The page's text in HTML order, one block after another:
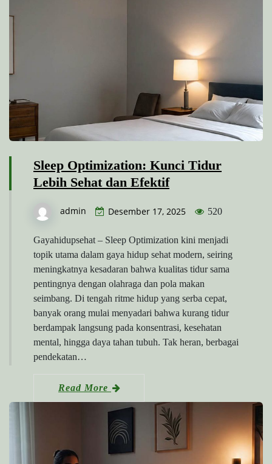
Sleep Optimization: Kunci Tidur
Lebih Sehat dan Efektif
admin Desember 17, 2025 520
Gayahidupsehat – Sleep Optimization kini menjadi
topik utama dalam gaya hidup sehat modern, seiring
meningkatnya kesadaran bahwa kualitas tidur sama
pentingnya dengan olahraga dan pola makan
seimbang. Di tengah ritme hidup yang serba cepat,
banyak orang mulai menyadari bahwa kurang tidur
berdampak langsung pada konsentrasi, kesehatan
mental, hingga daya tahan tubuh. Tak heran, berbagai
pendekatan…
Read More